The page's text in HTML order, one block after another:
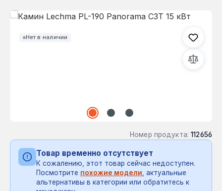
Нет в наличии
Пропустить галерею изображений
Номер продукта: 112656
Товар временно отсутствует
К сожалению, этот товар сейчас недоступен.
Посмотрите похожие модели , актуальные
альтернативы в категории или обратитесь к